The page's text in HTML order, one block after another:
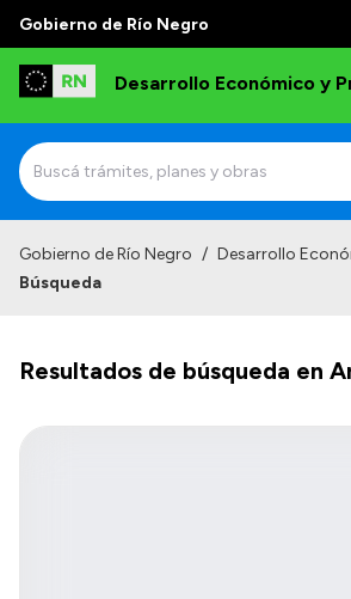
Gobierno de Río Negro
Desarrollo Económico y
Gobierno de Río Negro / Desarrollo
Búsqueda
Resultados de búsqueda en